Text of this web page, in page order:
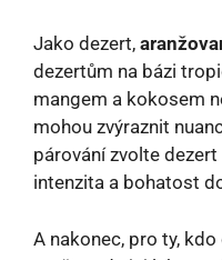
Jako dezert,
dezertům na bázi
mangem a kokosem
mohou zvýraznit
párování zvolte
intenzita a bohatost
A nakonec, pro ty,